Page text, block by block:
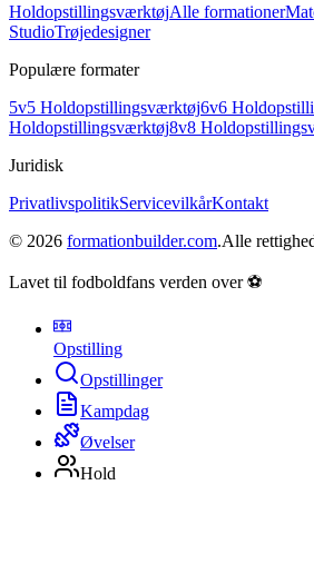
HoldopstillingsværktøjAlle formationer
StudioTrøjedesigner
Populære formater
5v5 Holdopstillingsværktøj6v6
Holdopstillingsværktøj8v8
Juridisk
PrivatlivspolitikServicevilkårKontakt
© 2026 formationbuilder.com.Alle
Lavet til fodboldfans verden over ⚽
Opstilling
Opstillinger
Kampdag
Øvelser
Hold